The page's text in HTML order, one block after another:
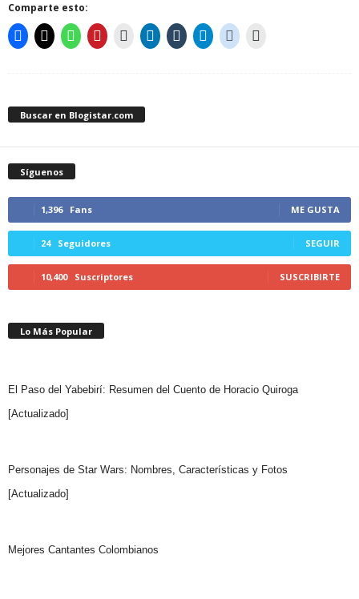
Comparte esto:
Buscar en Blogistar.com
Síguenos
1,396 Fans ME GUSTA
24 Seguidores SEGUIR
10,400 Suscriptores SUSCRIBIRTE
Lo Más Popular
El Paso del Yabebirí: Resumen del Cuento de Horacio Quiroga
[Actualizado]
Personajes de Star Wars: Nombres, Características y Fotos
[Actualizado]
Mejores Cantantes Colombianos